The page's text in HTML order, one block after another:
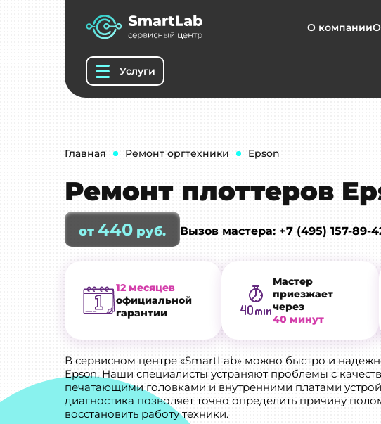
Услуги
О компании
Главная Ремонт оргтехники Epson
Ремонт плоттеров
от 440 руб. Вызов мастера: +7 (495) 157-89-
12 месяцев
официальной
гарантии
Мастер
приезжает
через
40 минут
В сервисном центре «SmartLab» можно быстро и
Epson. Наши специалисты устраняют проблемы с
печатающими головками и внутренними платами
диагностика позволяет точно определить причину
восстановить работу техники.